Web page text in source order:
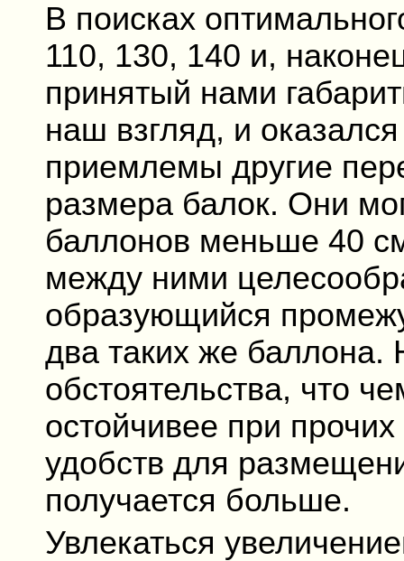
В поисках
110, 130, 140 и,
принятый нами
наш взгляд, и
приемлемы другие
размера балок. Они
баллонов меньше 40
между ними
образующийся
два таких же баллона.
обстоятельства, что
остойчивее при
удобств для
получается больше.
Увлекаться